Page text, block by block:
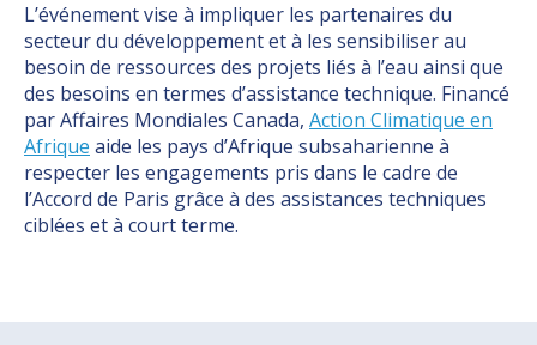
L’événement vise à impliquer les partenaires du
secteur du développement et à les sensibiliser au
besoin de ressources des projets liés à l’eau ainsi que
des besoins en termes d’assistance technique. Financé
par Affaires Mondiales Canada, Action Climatique en
Afrique aide les pays d’Afrique subsaharienne à
respecter les engagements pris dans le cadre de
l’Accord de Paris grâce à des assistances techniques
ciblées et à court terme.